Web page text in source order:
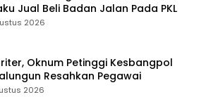
Jual Beli Badan Jalan Pada PKL
2026
Oknum Petinggi Kesbangpol
Resahkan Pegawai
2026